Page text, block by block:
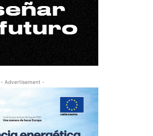
- Advertisement -